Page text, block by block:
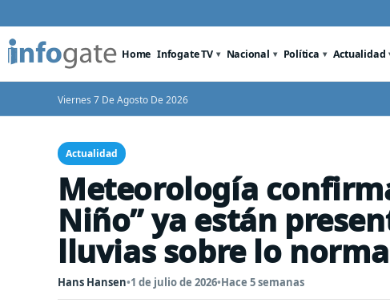
Home Infogate TV Nacional Política Actualidad
Viernes 7 De Agosto De 2026
Actualidad
Meteorología
Niño” ya están
lluvias sobre lo
Hans Hansen•1 de julio de 2026•Hace 5 semanas